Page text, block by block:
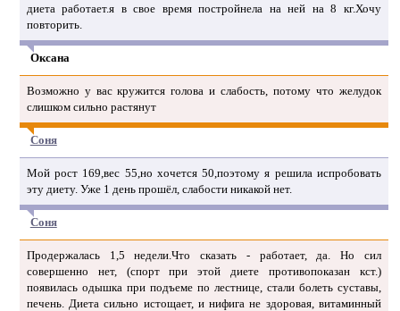
диета работает.я в свое время постройнела на ней на 8 кг.Хочу
повторить.
Оксана
Возможно у вас кружится голова и слабость, потому что желудок
слишком сильно растянут
Соня
Мой рост 169,вес 55,но хочется 50,поэтому я решила испробовать
эту диету. Уже 1 день прошёл, слабости никакой нет.
Соня
Продержалась 1,5 недели.Что сказать - работает, да. Но сил
совершенно нет, (спорт при этой диете противопоказан кст.)
появилась одышка при подъеме по лестнице, стали болеть суставы,
печень. Диета сильно истощает, и нифига не здоровая, витаминный